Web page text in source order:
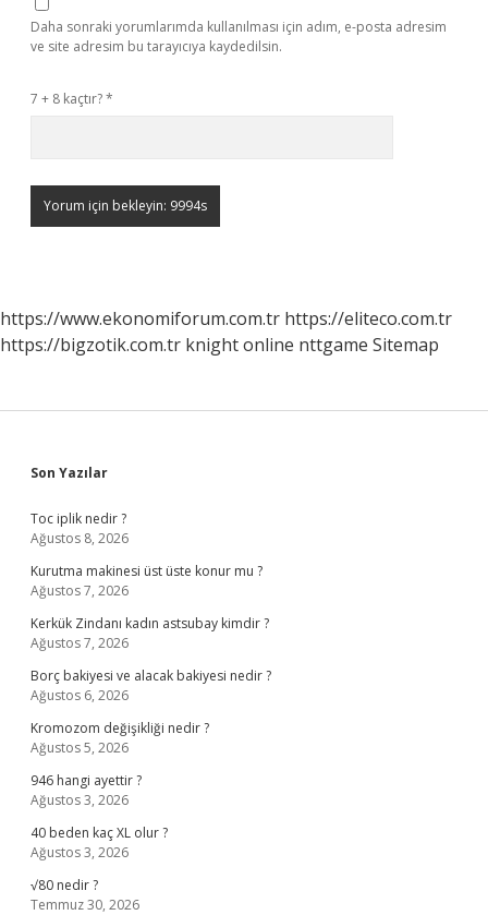
Daha sonraki yorumlarımda kullanılması için adım, e-posta adresim
ve site adresim bu tarayıcıya kaydedilsin.
7 + 8 kaçtır?*
https://www.ekonomiforum.com.tr https://eliteco.com.tr
https://bigzotik.com.tr knight online nttgame Sitemap
Sidebar
Son Yazılar
Toc iplik nedir ?
Ağustos 8, 2026
Kurutma makinesi üst üste konur mu ?
Ağustos 7, 2026
Kerkük Zindanı kadın astsubay kimdir ?
Ağustos 7, 2026
Borç bakiyesi ve alacak bakiyesi nedir ?
Ağustos 6, 2026
Kromozom değişikliği nedir ?
Ağustos 5, 2026
946 hangi ayettir ?
Ağustos 3, 2026
40 beden kaç XL olur ?
Ağustos 3, 2026
√80 nedir ?
Temmuz 30, 2026